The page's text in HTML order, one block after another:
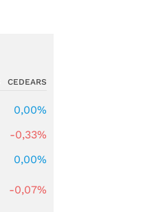
CEDEARS
0,00%
-0,33%
0,00%
-0,07%